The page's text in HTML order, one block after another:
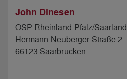
John Dinesen
OSP Rheinland-Pfalz/Saarland
Hermann-Neuberger-Straße 2
66123 Saarbrücken